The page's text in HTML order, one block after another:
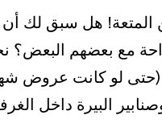
من المتعة! هل سبق لك
مع بعضهم البعض؟
(حتى لو كانت عروض
البيرة داخل